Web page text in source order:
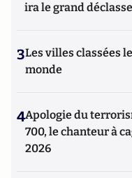
ira le grand
3Les villes classées
monde
4Apologie du
700, le chanteur à
2026